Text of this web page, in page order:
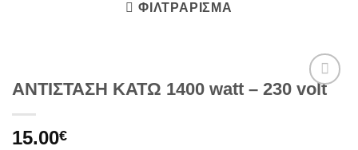
ΦΙΛΤΡΆΡΙΣΜΑ
ΑΝΤΙΣΤΑΣΗ ΚΑΤΩ 1400 watt – 230 volt
15.00€